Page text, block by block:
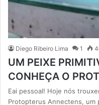
Diego Ribeiro Lima 1
UM PEIXE
CONHEÇA O
Eai pessoal! Hoje nós
Protopterus Annectens, um